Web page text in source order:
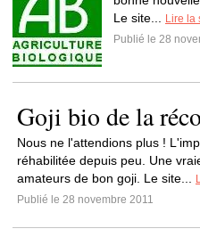
Le site...
Lire la
Publié le 28
Goji bio de la
Nous ne l'attendions plus !
réhabilitée depuis peu. Une
amateurs de bon goji. Le site...
Publié le 28 novembre 2011